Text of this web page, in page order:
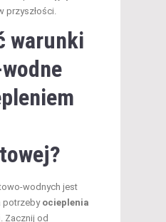
przyszłości.
warunki
wodnych jest
potrzeby ocieplenia
. Zacznij od